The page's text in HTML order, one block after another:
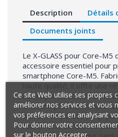
Description
Détails
Documents joints
Le X-GLASS pour Core-M5
accessoire essentiel pour
smartphone Core-M5.
aux impacts, aux chocs et
ainsi une protection
verre trempé est conçu
l'écran et la sensibilité
Ce site Web utilise ses propres
améliorer nos services et vous
vos préférences en analysant
Pour donner votre
sur le bouton Accepter.